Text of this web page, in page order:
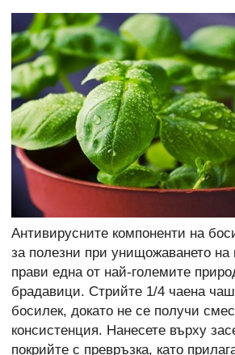
Антивирусните компоненти на
за полезни при унищожаването на
прави една от най-големите
брадавици. Стрийте 1/4 чаена
босилек, докато не се получи
консистенция. Нанесете върху
покрийте с превръзка, като